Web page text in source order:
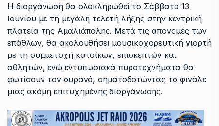
Η διοργάνωση θα ολοκληρωθεί το Σάββατο 13
Ιουνίου με τη μεγάλη τελετή λήξης στην κεντρική
πλατεία της Αμαλιάπολης. Μετά τις απονομές των
επάθλων, θα ακολουθήσει μουσικοχορευτική γιορτή
με τη συμμετοχή κατοίκων, επισκεπτών και
αθλητών, ενώ εντυπωσιακά πυροτεχνήματα θα
φωτίσουν τον ουρανό, σηματοδοτώντας το φινάλε
μιας ακόμη επιτυχημένης διοργάνωσης.